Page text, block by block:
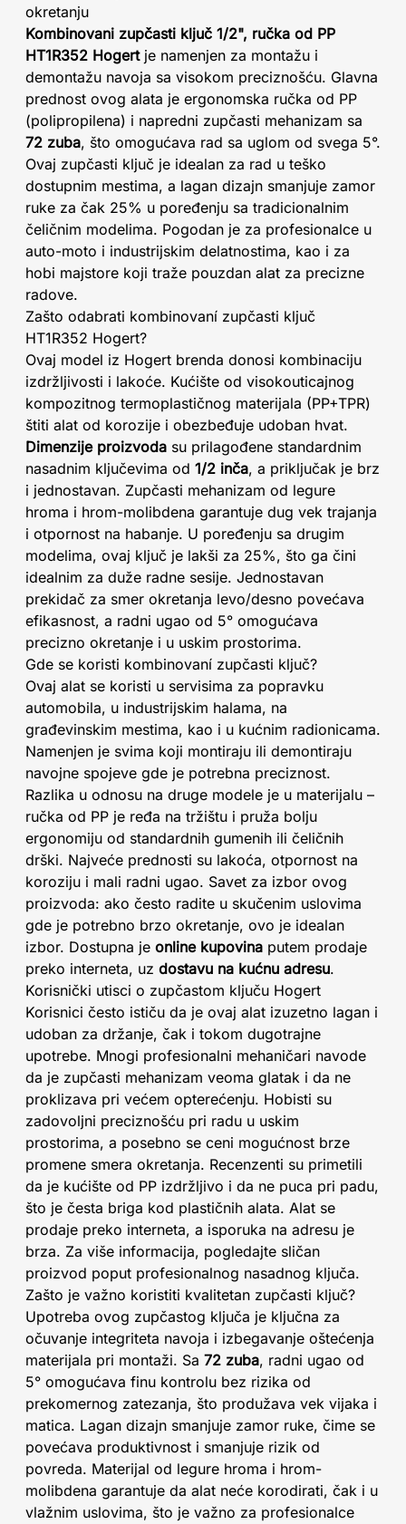
okretanju
Kombinovani zupčasti ključ 1/2", ručka od PP
HT1R352 Hogertje namenjen za montažu i
demontažu navoja sa visokom preciznošću. Glavna
prednost ovog alata je ergonomska ručka od PP
(polipropilena) i napredni zupčasti mehanizam sa
72 zuba, što omogućava rad sa uglom od svega 5°.
Ovaj zupčasti ključ je idealan za rad u teško
dostupnim mestima, a lagan dizajn smanjuje zamor
ruke za čak 25% u poređenju sa tradicionalnim
čeličnim modelima. Pogodan je za profesionalce u
auto-moto i industrijskim delatnostima, kao i za
hobi majstore koji traže pouzdan alat za precizne
radove.
Zašto odabrati kombinovaní zupčasti ključ
HT1R352 Hogert?
Ovaj model iz Hogert brenda donosi kombinaciju
izdržljivosti i lakoće. Kućište od visokouticajnog
kompozitnog termoplastičnog materijala (PP+TPR)
štiti alat od korozije i obezbeđuje udoban hvat.
Dimenzije proizvoda su prilagođene standardnim
nasadnim ključevima od 1/2 inča, a priključak je brz
i jednostavan. Zupčasti mehanizam od legure
hroma i hrom-molibdena garantuje dug vek trajanja
i otpornost na habanje. U poređenju sa drugim
modelima, ovaj ključ je lakši za 25%, što ga čini
idealnim za duže radne sesije. Jednostavan
prekidač za smer okretanja levo/desno povećava
efikasnost, a radni ugao od 5° omogućava
precizno okretanje i u uskim prostorima.
Gde se koristi kombinovaní zupčasti ključ?
Ovaj alat se koristi u servisima za popravku
automobila, u industrijskim halama, na
građevinskim mestima, kao i u kućnim radionicama.
Namenjen je svima koji montiraju ili demontiraju
navojne spojeve gde je potrebna preciznost.
Razlika u odnosu na druge modele je u materijalu –
ručka od PP je ređa na tržištu i pruža bolju
ergonomiju od standardnih gumenih ili čeličnih
drški. Najveće prednosti su lakoća, otpornost na
koroziju i mali radni ugao. Savet za izbor ovog
proizvoda: ako često radite u skučenim uslovima
gde je potrebno brzo okretanje, ovo je idealan
izbor. Dostupna je online kupovina putem prodaje
preko interneta, uz dostavu na kućnu adresu.
Korisnički utisci o zupčastom ključu Hogert
Korisnici često ističu da je ovaj alat izuzetno lagan i
udoban za držanje, čak i tokom dugotrajne
upotrebe. Mnogi profesionalni mehaničari navode
da je zupčasti mehanizam veoma glatak i da ne
proklizava pri većem opterećenju. Hobisti su
zadovoljni preciznošću pri radu u uskim
prostorima, a posebno se ceni mogućnost brze
promene smera okretanja. Recenzenti su primetili
da je kućište od PP izdržljivo i da ne puca pri padu,
što je česta briga kod plastičnih alata. Alat se
prodaje preko interneta, a isporuka na adresu je
brza. Za više informacija, pogledajte sličan
proizvod poput profesionalnog nasadnog ključa.
Zašto je važno koristiti kvalitetan zupčasti ključ?
Upotreba ovog zupčastog ključa je ključna za
očuvanje integriteta navoja i izbegavanje oštećenja
materijala pri montaži. Sa 72 zuba, radni ugao od
5° omogućava finu kontrolu bez rizika od
prekomernog zatezanja, što produžava vek vijaka i
matica. Lagan dizajn smanjuje zamor ruke, čime se
povećava produktivnost i smanjuje rizik od
povreda. Materijal od legure hroma i hrom-
molibdena garantuje da alat neće korodirati, čak i u
vlažnim uslovima, što je važno za profesionalce